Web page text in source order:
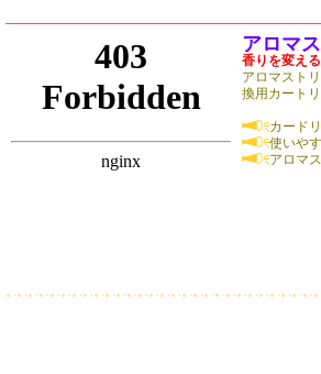
アロマ
香りを変え
アロマスト
換用カートリ
カード
使いや
アロマ